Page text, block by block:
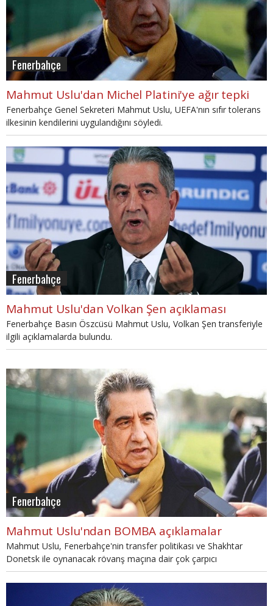
Fenerbahçe
Mahmut Uslu'dan Michel Platini'ye ağır tepki
Fenerbahçe Genel Sekreteri Mahmut Uslu, UEFA'nın sıfır tolerans
ilkesinin kendilerini uygulandığını söyledi.
Fenerbahçe
Mahmut Uslu'dan Volkan Şen açıklaması
Fenerbahçe Basın Öszcüsü Mahmut Uslu, Volkan Şen transferiyle
ilgili açıklamalarda bulundu.
Fenerbahçe
Mahmut Uslu'ndan BOMBA açıklamalar
Mahmut Uslu, Fenerbahçe'nin transfer politikası ve Shakhtar
Donetsk ile oynanacak rövanş maçına dair çok çarpıcı
açıklamalarda bulundu.